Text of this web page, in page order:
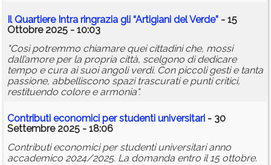
Il Quartiere Intra ringrazia gli “Artigiani del Verde” - 15
Ottobre 2025 - 10:03
"Così potremmo chiamare quei cittadini che, mossi
dall’amore per la propria città, scelgono di dedicare
tempo e cura ai suoi angoli verdi. Con piccoli gesti e tanta
passione, abbelliscono spazi trascurati e punti critici,
restituendo colore e armonia".
Contributi economici per studenti universitari - 30
Settembre 2025 - 18:06
Contributi economici per studenti universitari anno
accademico 2024/2025. La domanda entro il 15 ottobre.